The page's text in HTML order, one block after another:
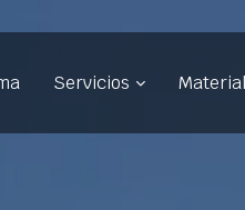
Servicios